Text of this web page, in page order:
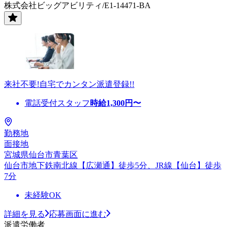
株式会社ビッグアビリティ/E1-14471-BA
来社不要!自宅でカンタン派遣登録!!
電話受付スタッフ 時給1,300円〜
勤務地
面接地
宮城県仙台市青葉区
仙台市地下鉄南北線【広瀬通】徒歩5分、JR線【仙台】徒歩
7分
未経験OK
詳細を見る
応募画面に進む
派遣労働者